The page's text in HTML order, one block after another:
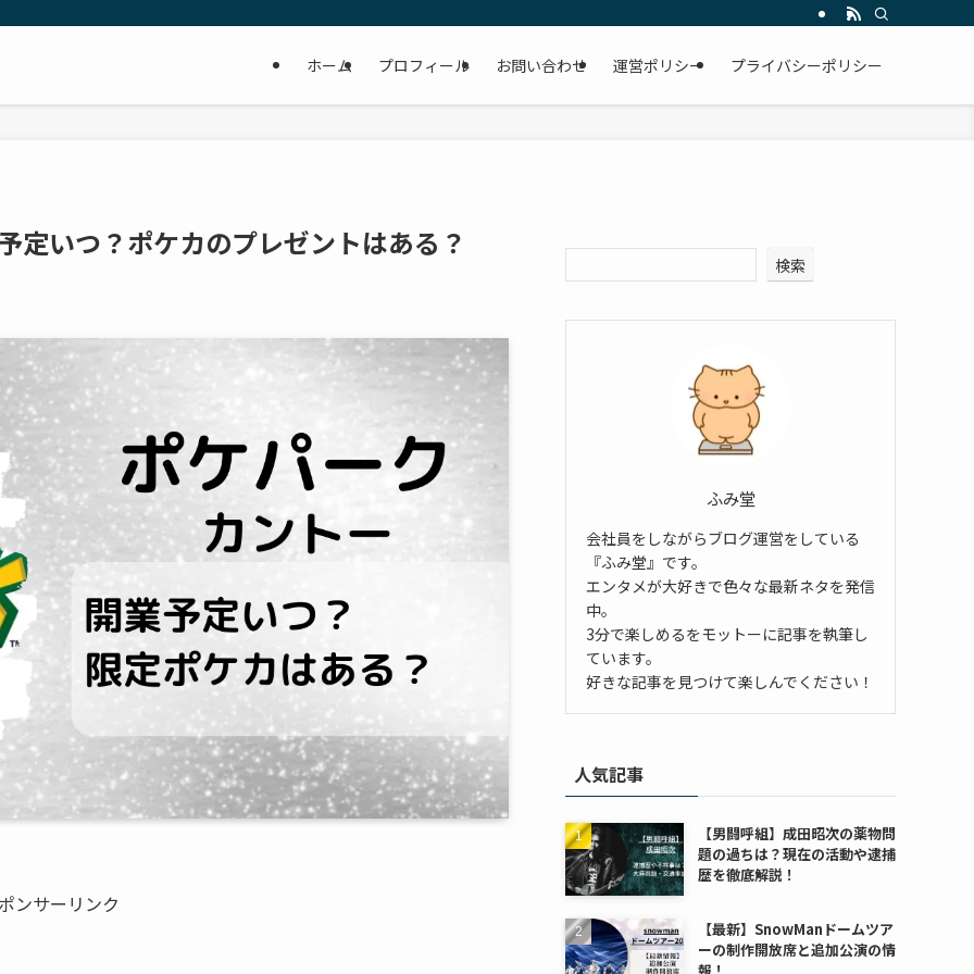
ホーム プロフィール お問い合わせ 運営ポリシー プライバシーポリシー
定いつ？ポケカのプレゼントはある？
ンサーリンク
検索
ふみ堂
会社員をしながらブログ運営をしている
『ふみ堂』です。
エンタメが大好きで色々な最新ネタを発信
中。
3分で楽しめるをモットーに記事を執筆し
ています。
好きな記事を見つけて楽しんでください！
人気記事
【男闘呼組】成田昭次の薬物問
題の過ちは？現在の活動や逮捕
歴を徹底解説！
【最新】SnowManドームツア
ーの制作開放席と追加公演の情